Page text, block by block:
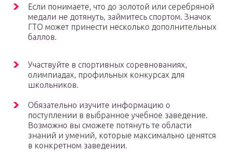
Если понимаете, что до золотой или серебряной
медали не дотянуть, займитесь спортом. Значок
ГТО может принести несколько дополнительных
баллов.
Участвуйте в спортивных соревнованиях,
олимпиадах, профильных конкурсах для
школьников.
Обязательно изучите информацию о
поступлении в выбранное учебное заведение.
Возможно вы сможете потянуть те области
знаний и умений, которые максимально ценятся
в конкретном заведении.